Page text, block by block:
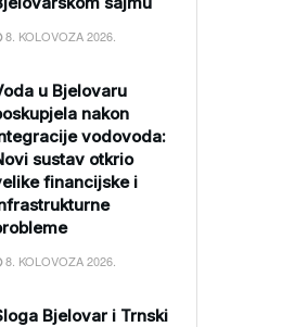
8. KOLOVOZA 2026.
u Bjelovaru
nakon
vodovoda:
sustav otkrio
financijske i
8. KOLOVOZA 2026.
Bjelovar i Trnski